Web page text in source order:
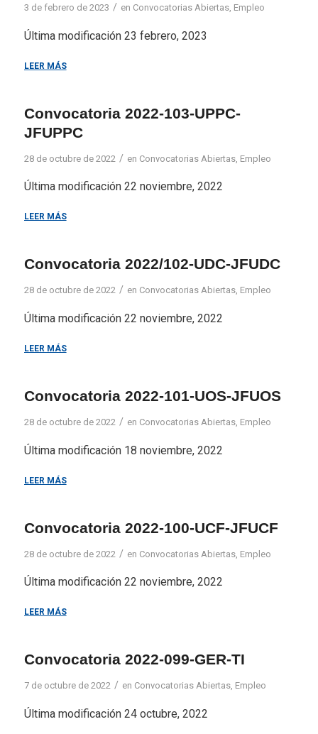
3 de febrero de 2023 / en Convocatorias Abiertas, Empleo
Última modificación 23 febrero, 2023
LEER MÁS
Convocatoria 2022-103-UPPC-
JFUPPC
28 de octubre de 2022 / en Convocatorias Abiertas, Empleo
Última modificación 22 noviembre, 2022
LEER MÁS
Convocatoria 2022/102-UDC-JFUDC
28 de octubre de 2022 / en Convocatorias Abiertas, Empleo
Última modificación 22 noviembre, 2022
LEER MÁS
Convocatoria 2022-101-UOS-JFUOS
28 de octubre de 2022 / en Convocatorias Abiertas, Empleo
Última modificación 18 noviembre, 2022
LEER MÁS
Convocatoria 2022-100-UCF-JFUCF
28 de octubre de 2022 / en Convocatorias Abiertas, Empleo
Última modificación 22 noviembre, 2022
LEER MÁS
Convocatoria 2022-099-GER-TI
7 de octubre de 2022 / en Convocatorias Abiertas, Empleo
Última modificación 24 octubre, 2022